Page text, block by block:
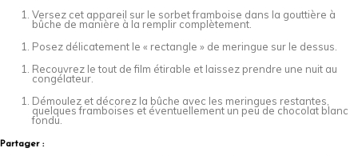
Versez cet appareil sur le sorbet framboise dans la gouttière à
bûche de manière à la remplir complètement.
Posez délicatement le « rectangle » de meringue sur le dessus.
Recouvrez le tout de film étirable et laissez prendre une nuit au
congélateur.
Démoulez et décorez la bûche avec les meringues restantes,
quelques framboises et éventuellement un peu de chocolat blanc
fondu.
Partager :